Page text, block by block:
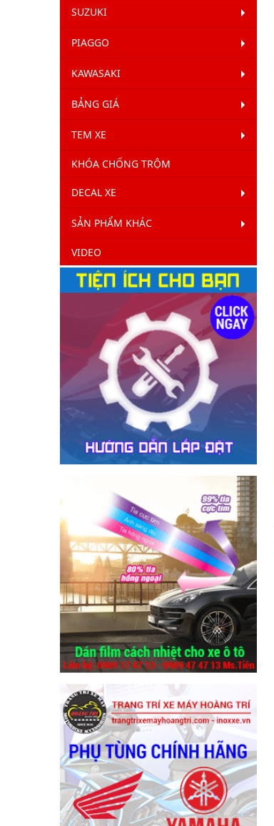
SUZUKI
PIAGGO
KAWASAKI
BẢNG GIÁ
TEM XE
KHÓA CHỐNG TRỘM
DECAL XE
SẢN PHẨM KHÁC
VIDEO